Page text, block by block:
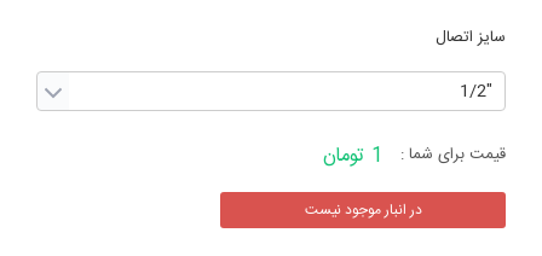
سایز اتصال
قیمت برای شما : 1 تومان
در انبار موجود نیست